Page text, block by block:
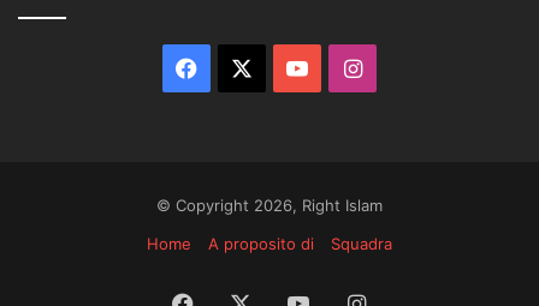
Facebook
You Instagram
© Copyright 2026, Right Islam
Home
A proposito di Squadra